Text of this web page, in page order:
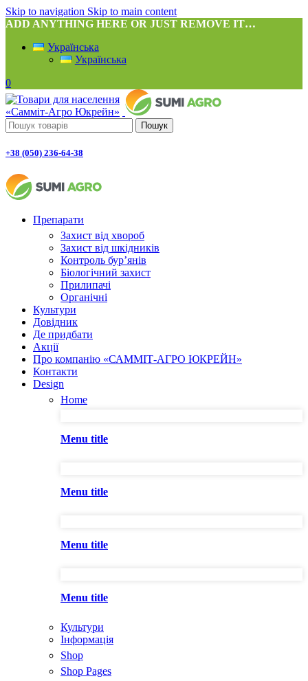
Skip to navigation Skip to main content
ADD ANYTHING HERE OR JUST REMOVE IT…
Українська
Українська
0
Пошук
+38 (050) 236-64-38
Препарати
Захист від хвороб
Захист від шкідників
Контроль бур’янів
Біологічний захист
Прилипачі
Органічні
Культури
Довідник
Де придбати
Акції
Про компанію «САММІТ-АГРО ЮКРЕЙН»
Контакти
Design
Home
Menu title
Menu title
Menu title
Menu title
Культури
Інформація
Shop
Shop Pages